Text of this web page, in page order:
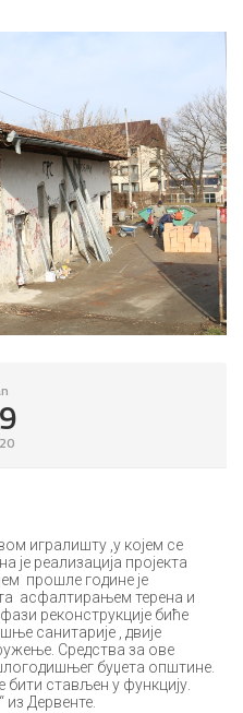
игралишту ,у којем се
је реализација пројекта
прошле године је
асфалтирањем терена и
реконструкције биће
санитарије , двије
Средства за ове
буџета општине.
бити стављен у функцију.
из Дервенте.